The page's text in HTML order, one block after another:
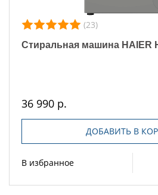
(23)
Стиральная машина HAIER
36 990 р.
ДОБАВИТЬ В
В избранное